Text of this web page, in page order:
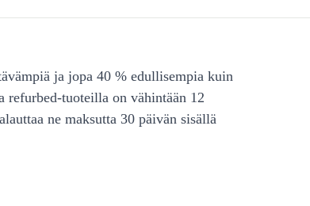
ja jopa 40 % edullisempia kuin
refurbed-tuoteilla on vähintään 12
ne maksutta 30 päivän sisällä